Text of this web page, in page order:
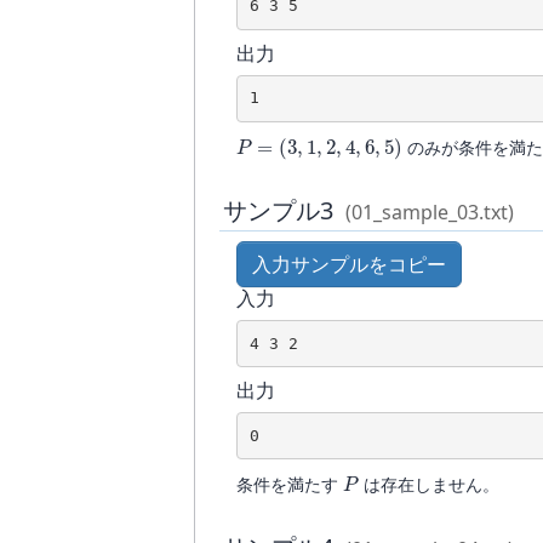
6 3 5
出力
1
P= ,1 4, 5)
のみが条件を満
サンプル3 (01_sample_03.txt)
入力サンプルをコピー
入力
4 3 2
出力
0
条件を満たす
P
は存在しません。